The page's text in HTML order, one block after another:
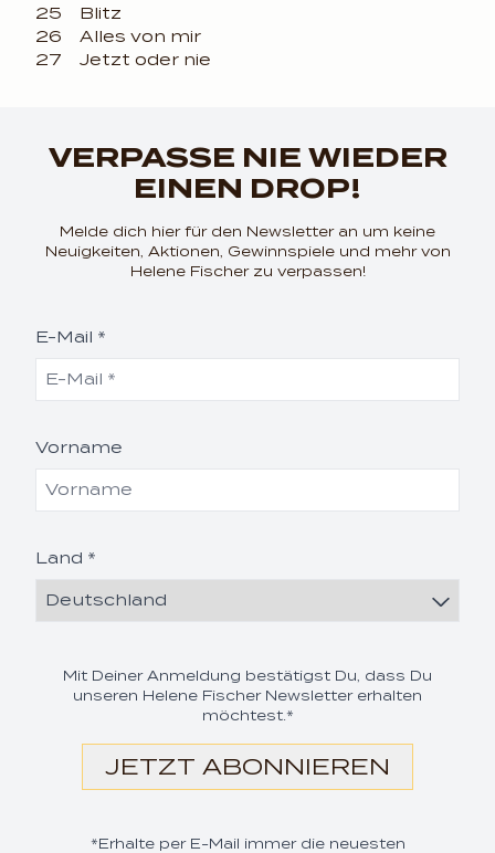
25 Blitz
26 Alles von mir
27 Jetzt oder nie
VERPASSE NIE WIEDER
EINEN DROP!
Melde dich hier für den Newsletter an um keine
Neuigkeiten, Aktionen, Gewinnspiele und mehr von
Helene Fischer zu verpassen!
E-Mail *
Vorname
Land *
Mit Deiner Anmeldung bestätigst Du, dass Du
unseren Helene Fischer Newsletter erhalten
möchtest.*
JETZT ABONNIEREN
*Erhalte per E-Mail immer die neuesten